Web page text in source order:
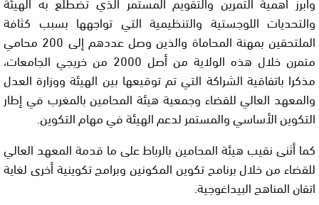
والتحديات اللوجستية والتنظيمية التي تواجهها بسبب كثافة
الملتحقين بمهنة المحاماة والذين وصل عددهم إلى 200 محامي
متمرن خلال هذه الولاية من أصل 2000 من خريجي الجامعات،
مذكرا باتفاقية الشراكة التي تم توقيعها بين الهيئة ووزارة العدل
والمعهد العالي للقضاء وجمعية هيئة المحامين بالمغرب في إطار
التكوين الأساسي والمستمر لدعم الهيئة في مهام التكوين.
كما أثنى نقيب هيئة المحامين بالرباط على ما قدمة المعهد العالي
للقضاء من خلال برنامح تكوين المكونين وبرامج تكوينية أخرى لغاية
اتقان المناهج البيداغوجية.